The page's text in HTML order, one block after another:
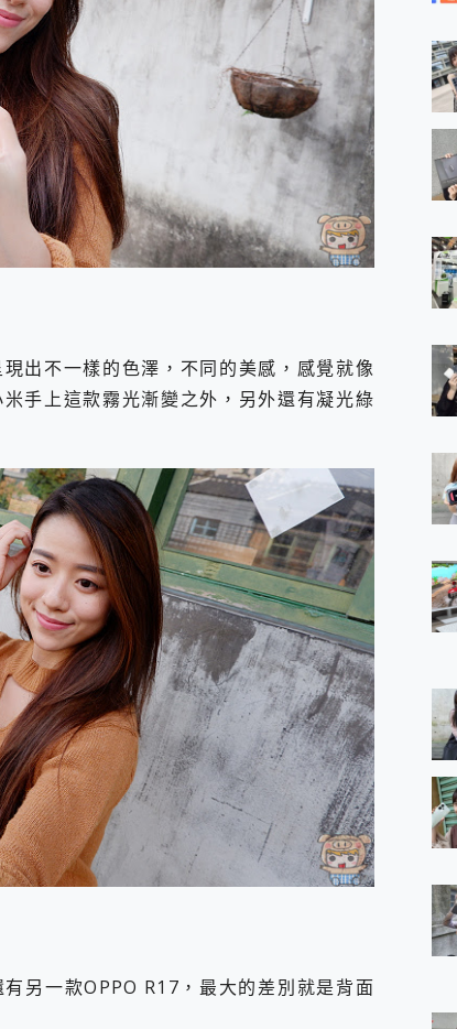
出不一樣的色澤，不同的美感，感覺就像
手上這款霧光漸變之外，另外還有凝光綠
另一款OPPO R17，最大的差別就是背面